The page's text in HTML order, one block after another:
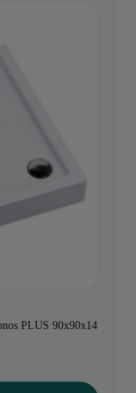
PLUS 90x90x14